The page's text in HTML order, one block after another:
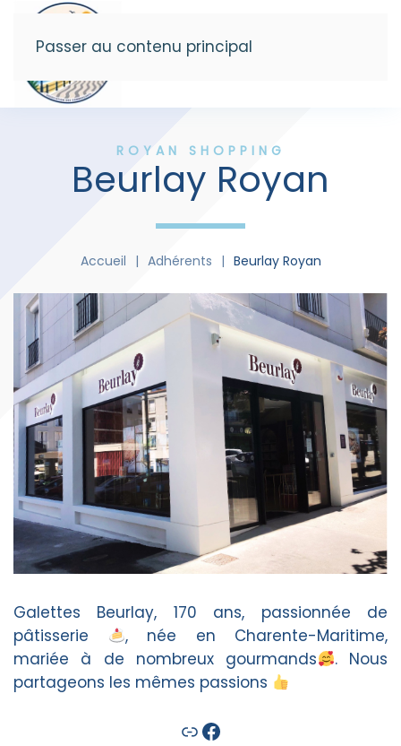
Passer au contenu principal
ROYAN SHOPPING
Beurlay Royan
Accueil Adhérents Beurlay Royan
Galettes Beurlay, 170 ans, passionnée de
pâtisserie
, née en Charente-Maritime,
mariée à de nombreux gourmands
. Nous
partageons les mêmes passions
LienFacebook